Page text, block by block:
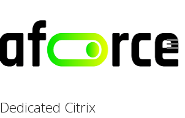
Dedicated Citrix